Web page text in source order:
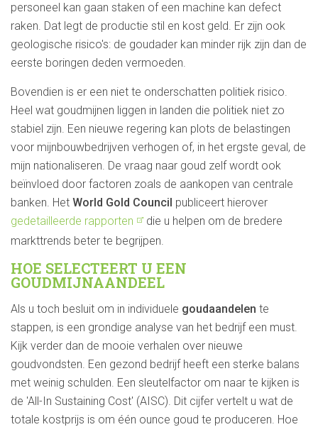
personeel kan gaan staken of een machine kan defect
raken. Dat legt de productie stil en kost geld. Er zijn ook
geologische risico's: de goudader kan minder rijk zijn dan de
eerste boringen deden vermoeden.
Bovendien is er een niet te onderschatten politiek risico.
Heel wat goudmijnen liggen in landen die politiek niet zo
stabiel zijn. Een nieuwe regering kan plots de belastingen
voor mijnbouwbedrijven verhogen of, in het ergste geval, de
mijn nationaliseren. De vraag naar goud zelf wordt ook
beïnvloed door factoren zoals de aankopen van centrale
banken. Het World Gold Council publiceert hierover
gedetailleerde rapporten
die u helpen om de bredere
markttrends beter te begrijpen.
HOE SELECTEERT U EEN
GOUDMIJNAANDEEL
Als u toch besluit om in individuele goudaandelen te
stappen, is een grondige analyse van het bedrijf een must.
Kijk verder dan de mooie verhalen over nieuwe
goudvondsten. Een gezond bedrijf heeft een sterke balans
met weinig schulden. Een sleutelfactor om naar te kijken is
de 'All-In Sustaining Cost' (AISC). Dit cijfer vertelt u wat de
totale kostprijs is om één ounce goud te produceren. Hoe